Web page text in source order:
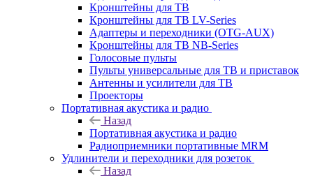
Кронштейны для ТВ
Кронштейны для ТВ LV-Series
Адаптеры и переходники (OTG-AUX)
Кронштейны для ТВ NB-Series
Голосовые пульты
Пульты универсальные для ТВ и приставок
Антенны и усилители для ТВ
Проекторы
Портативная акустика и радио
Назад
Портативная акустика и радио
Радиоприемники портативные MRM
Удлинители и переходники для розеток
Назад